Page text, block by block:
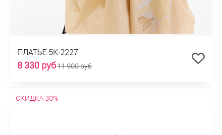
ПЛАТЬЕ 5К-2227
8 330 руб11 900 руб
СКИДКА 30%